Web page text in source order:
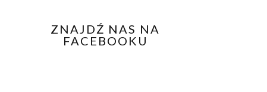
ZNAJDŹ NAS NA
FACEBOOKU